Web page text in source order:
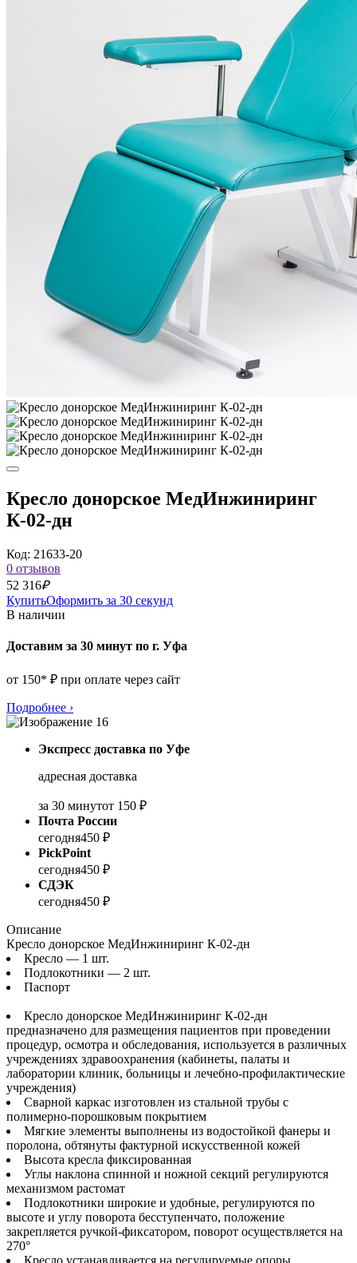
Кресло донорское МедИнжиниринг
К-02-дн
Код: 21633-20
0 отзывов
52 316₽
КупитьОформить за 30 секунд
В наличии
Доставим за 30 минут по г. Уфа
от 150* ₽ при оплате через сайт
Подробнее ›
Экспресс доставка по Уфе
адресная доставка
за 30 минутот 150 ₽
Почта России
сегодня450 ₽
PickPoint
сегодня450 ₽
СДЭК
сегодня450 ₽
Описание
Кресло донорское МедИнжиниринг К-02-дн
Кресло — 1 шт.
Подлокотники — 2 шт.
Паспорт
Кресло донорское МедИнжиниринг К-02-дн
предназначено для размещения пациентов при проведении
процедур, осмотра и обследования, используется в различных
учреждениях здравоохранения (кабинеты, палаты и
лаборатории клиник, больницы и лечебно-профилактические
учреждения)
Сварной каркас изготовлен из стальной трубы с
полимерно-порошковым покрытием
Мягкие элементы выполнены из водостойкой фанеры и
поролона, обтянуты фактурной искусственной кожей
Высота кресла фиксированная
Углы наклона спинной и ножной секций регулируются
механизмом растомат
Подлокотники широкие и удобные, регулируются по
высоте и углу поворота бесступенчато, положение
закрепляется ручкой-фиксатором, поворот осуществляется на
270°